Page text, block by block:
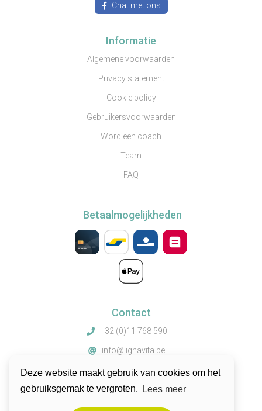
Deze website maakt gebruik van cookies om het
gebruiksgemak te vergroten.
Lees meer
Chat met ons
Informatie
Algemene voorwaarden
Privacy statement
Cookie policy
Gebruikersvoorwaarden
Word een coach
Team
FAQ
Betaalmogelijkheden
Contact
+32 (0)11 768 590
info@lignavita.be
Truibroek 67, 3945 Ham, België
© 2026 by Lignavita